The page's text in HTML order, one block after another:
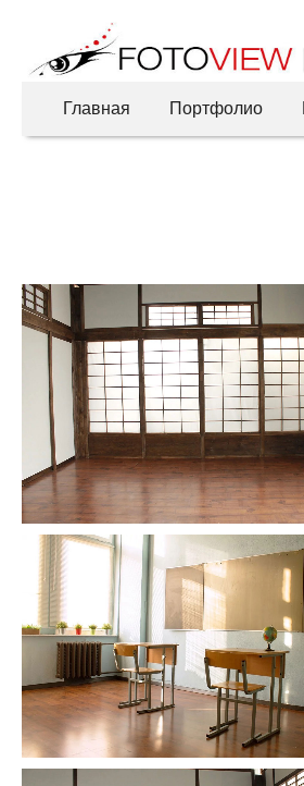
Главная Портфолио